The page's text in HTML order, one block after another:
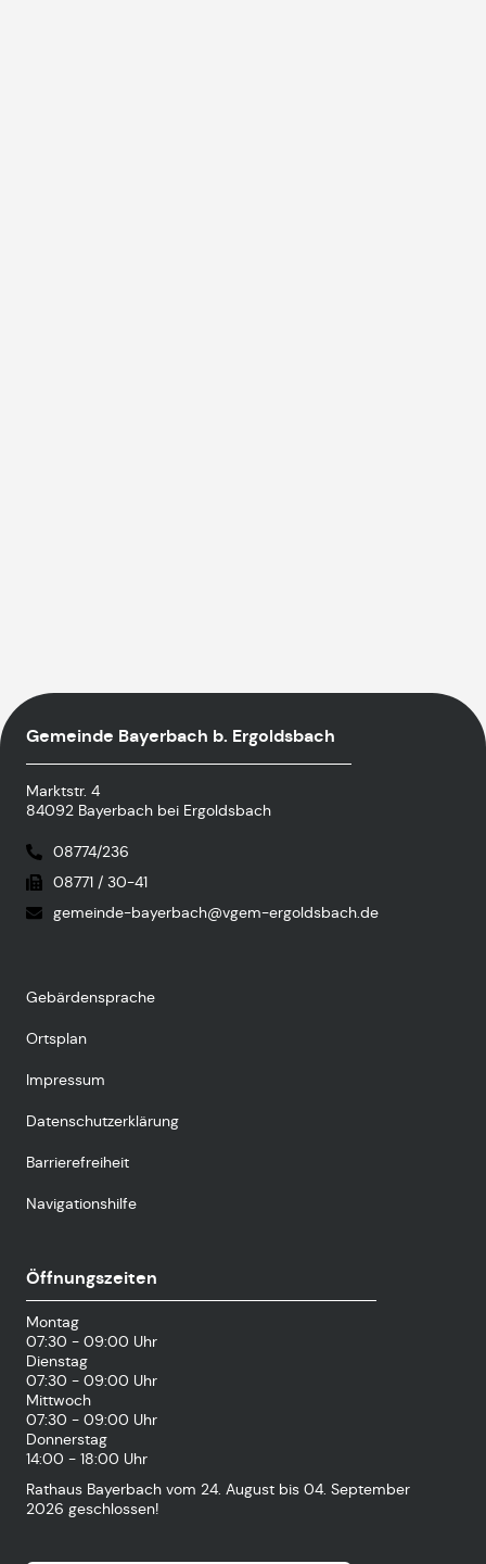
Gemeinde Bayerbach b. Ergoldsbach
Marktstr. 4
84092 Bayerbach bei Ergoldsbach
08774/236
08771 / 30-41
gemeinde-bayerbach@vgem-ergoldsbach.de
Gebärdensprache
Ortsplan
Impressum
Datenschutzerklärung
Barrierefreiheit
Navigationshilfe
Öffnungszeiten
Montag
07:30 - 09:00 Uhr
Dienstag
07:30 - 09:00 Uhr
Mittwoch
07:30 - 09:00 Uhr
Donnerstag
14:00 - 18:00 Uhr
Rathaus Bayerbach vom 24. August bis 04. September
2026 geschlossen!